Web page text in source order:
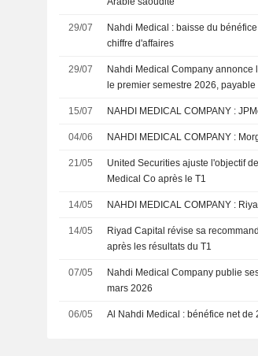
29/07
Nahdi Medical : baisse du
chiffre d'affaires
29/07
Nahdi Medical Company
le premier semestre 2026,
15/07 NAHDI
04/06 NAHDI
21/05
United Securities ajuste l'objectif
Medical Co après le T1
14/05 NAHDI
14/05
Riyad Capital révise sa
après les résultats du T1
07/05
Nahdi Medical Company publie
mars 2026
06/05 Al Nahdi Medical : bénéfice net de